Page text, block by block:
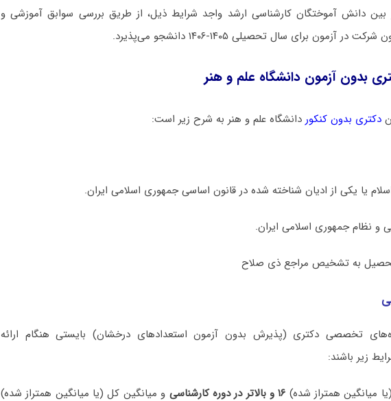
بین دانش آموختگان کارشناسی ارشد واجد شرایط ذیل، از طریق بررسی سوابق آموزشی و
برای سال تحصیلی ۱۴۰۵-۱۴۰۶ دانشجو می‌پذیرد.
بدون آزمون دانشگاه علم و هنر
دکتری بدون کنکور دانشگاه علم و هنر به شرح زیر است:
تخصصی دکتری (پذیرش بدون آزمون استعدادهای درخشان) بایستی هنگام ارائه
زیر باشند:
۱۶ و بالاتر در دوره کارشناسی و میانگین کل (یا میانگین همتراز شده)